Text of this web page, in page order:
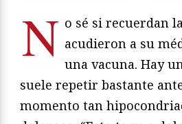
N o sé si recuerdan
acudieron a su
una vacuna. Hay
suele repetir bastante
momento tan